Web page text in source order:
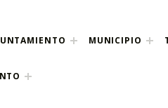
MUNICIPIO